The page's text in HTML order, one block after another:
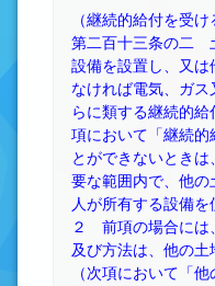
（継続的給付を受
第二百十三条の二
設備を設置し、又は
なければ電気、ガ
らに類する継続的
項において「継続的
とができないとき
要な範囲内で、他
人が所有する設備を
２ 前項の場合には
及び方法は、他の
（次項において「